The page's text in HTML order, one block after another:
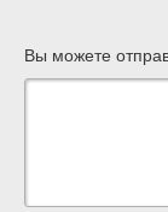
Вы можете